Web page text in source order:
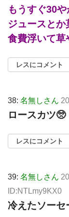
もうすぐ30
ジュースとか
食費浮いて草
レスにコメント
38: 名無しさん
ロースカツ🥺
レスにコメント
39: 名無しさん
ID:NTLmy9KX0
冷えたソーセ